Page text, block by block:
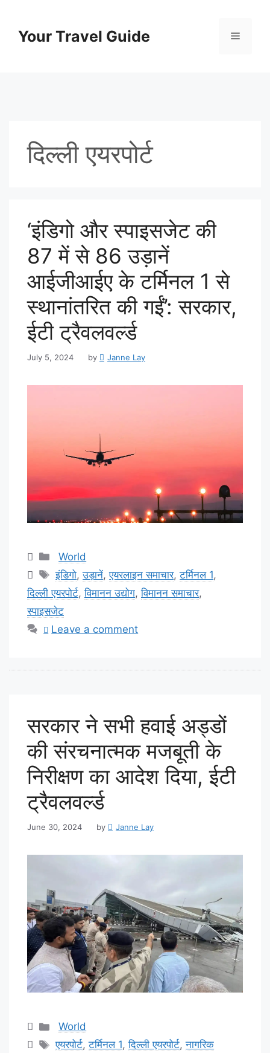
contentYour Travel Guide Menu
दिल्ली एयरपोर्ट
‘इंडिगो और स्पाइसजेट की
87 में से 86 उड़ानें
आईजीआईए के टर्मिनल 1 से
स्थानांतरित की गईं’: सरकार,
ईटी ट्रैवलवर्ल्ड
July 5, 2024 by Janne Lay
Categories
World
Tags
इंडिगो,उड़ानें,एयरलाइन समाचार,टर्मिनल 1,
दिल्ली एयरपोर्ट,विमानन उद्योग,विमानन समाचार,
स्पाइसजेट
Leave a comment
सरकार ने सभी हवाई अड्डों
की संरचनात्मक मजबूती के
निरीक्षण का आदेश दिया, ईटी
ट्रैवलवर्ल्ड
June 30, 2024 by Janne Lay
Categories
World
Tags
एयरपोर्ट,टर्मिनल 1,दिल्ली एयरपोर्ट,नागरिक